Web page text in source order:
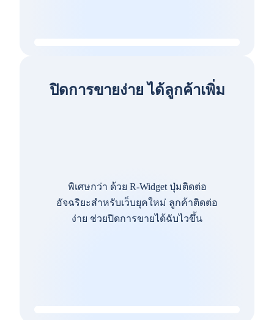
ปิดการขายง่าย ได้ลูกค้าเพิ่ม
พิเศษกว่า ด้วย R-Widget ปุ่มติดต่อ
อัจฉริยะสำหรับเว็บยุคใหม่ ลูกค้าติดต่อ
ง่าย ช่วยปิดการขายได้ฉับไวขึ้น